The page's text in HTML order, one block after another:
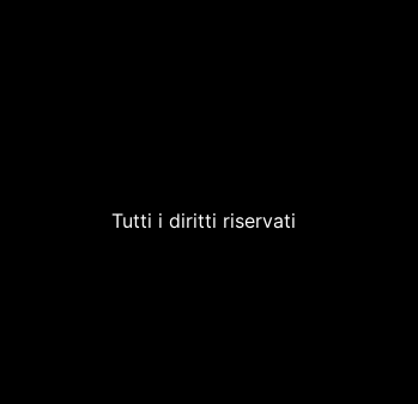
Tutti i diritti riservati